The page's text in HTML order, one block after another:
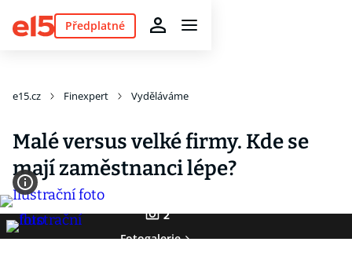
Předplatné
e15.cz Finexpert Vyděláváme
Malé versus velké firmy. Kde se
mají zaměstnanci lépe?
2
Fotogalerie